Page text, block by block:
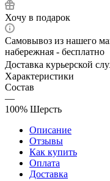
Хочу в подарок
Самовывоз из нашего
набережная - бесплатно
Доставка курьерской
Характеристики
Состав
—
100% Шерсть
Описание
Отзывы
Как купить
Оплата
Доставка